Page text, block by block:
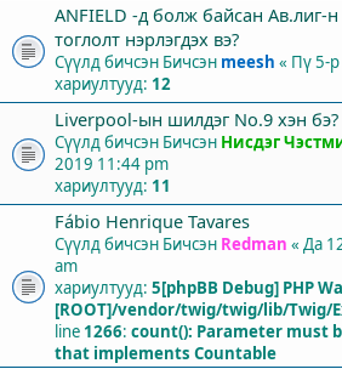
ANFIELD -д болж байсан Ав.лиг-
тоглолт нэрлэгдэх вэ?
Сүүлд бичсэн Бичсэн meesh « Пү 5-
хариултууд: 12
Liverpool-ын шилдэг No.9 хэн бэ?
Сүүлд бичсэн Бичсэн Нисдэг
2019 11:44 pm
хариултууд: 11
Fábio Henrique Tavares
Сүүлд бичсэн Бичсэн Redman « Да
am
хариултууд: 5[phpBB Debug] PHP
[ROOT]/vendor/twig/twig/lib/Twig/
line 1266: count(): Parameter must
that implements Countable